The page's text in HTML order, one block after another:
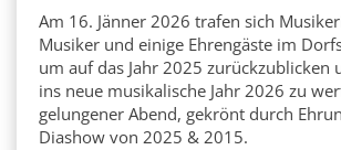
Am 16. Jänner 2026 trafen sich
Musiker und einige Ehrengäste im
um auf das Jahr 2025 zurückzublicken
ins neue musikalische Jahr 2026 zu
gelungener Abend, gekrönt durch
Diashow von 2025 & 2015.